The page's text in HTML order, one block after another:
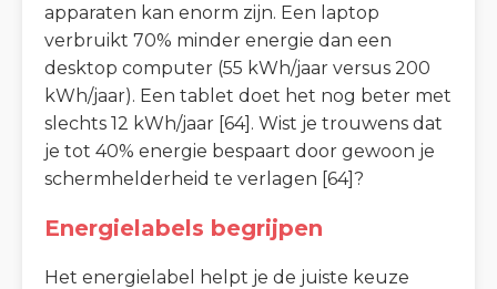
apparaten kan enorm zijn. Een laptop
verbruikt 70% minder energie dan een
desktop computer (55 kWh/jaar versus 200
kWh/jaar). Een tablet doet het nog beter met
slechts 12 kWh/jaar [64]. Wist je trouwens dat
je tot 40% energie bespaart door gewoon je
schermhelderheid te verlagen [64]?
Energielabels begrijpen
Het energielabel helpt je de juiste keuze